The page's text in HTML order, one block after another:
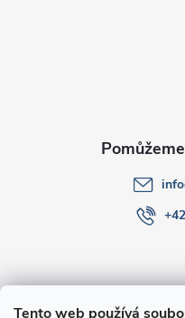
Tento web používá
info